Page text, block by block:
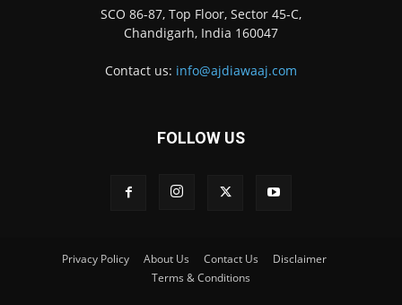
SCO 86-87, Top Floor, Sector 45-C,
Chandigarh, India 160047
Contact us: info@ajdiawaaj.com
FOLLOW US
Privacy Policy About Us Contact Us
Disclaimer
Terms & Conditions